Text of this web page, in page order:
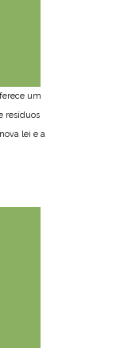
um
resíduos
lei e a